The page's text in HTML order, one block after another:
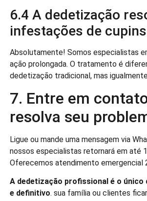
6.4 A dedetização
infestações de
Absolutamente! Somos especialistas
ação prolongada. O tratamento é
dedetização tradicional, mas
7. Entre em
resolva seu
Ligue ou mande uma mensagem via
nossos especialistas retornará em até
Oferecemos atendimento emergencial
A dedetização profissional é o único
e definitivo. sua família ou clientes